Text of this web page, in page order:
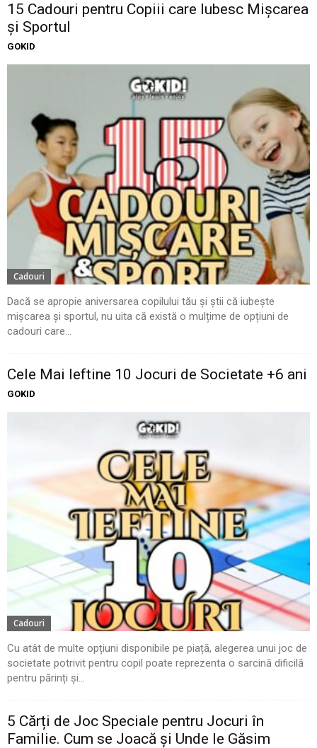
15 Cadouri pentru Copiii care Iubesc Mișcarea
și Sportul
GOKID
Cadouri
Dacă se apropie aniversarea copilului tău și știi că iubește
mișcarea și sportul, nu uita că există o mulțime de opțiuni de
cadouri care...
Cele Mai Ieftine 10 Jocuri de Societate +6 ani
GOKID
Cadouri
Cu atât de multe opțiuni disponibile pe piață, alegerea unui joc de
societate potrivit pentru copil poate reprezenta o sarcină dificilă
pentru părinți și...
5 Cărți de Joc Speciale pentru Jocuri în
Familie. Cum se Joacă și Unde le Găsim